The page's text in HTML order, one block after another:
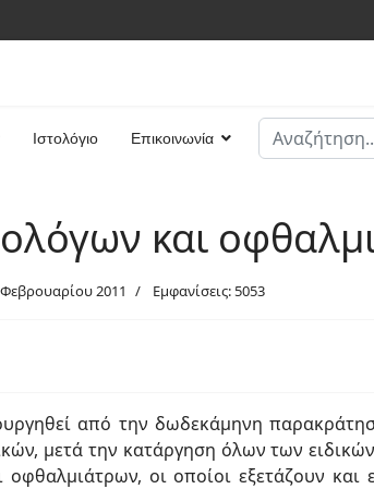
Ιστολόγιο Επικοινωνία
Αναζήτηση
και
2011 Εμφανίσεις: 5053
από την δωδεκάμηνη
μετά την κατάργηση όλων των
οι οποίοι εξετάζουν και